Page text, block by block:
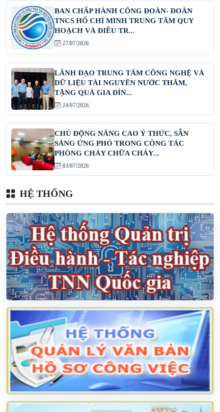
BAN CHẤP HÀNH CÔNG ĐOÀN- ĐOÀN
TNCS HỔ CHÍ MINH TRUNG TÂM QUY
HOẠCH VÀ ĐIỀU TR...
27/07/2026
LÃNH ĐẠO TRUNG TÂM CÔNG NGHỆ VÀ
DỮ LIỆU TÀI NGUYÊN NƯỚC THĂM,
TẶNG QUÀ GIA ĐÌN...
24/07/2026
CHỦ ĐỘNG NÂNG CAO Ý THỨC, SẴN
SÀNG ỨNG PHÓ TRONG CÔNG TÁC
PHÒNG CHÁY CHỮA CHÁY...
03/07/2026
HỆ THỐNG